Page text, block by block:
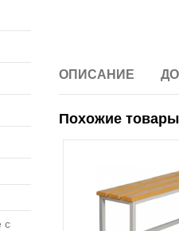
с
ОПИСАНИЕ
Похожие